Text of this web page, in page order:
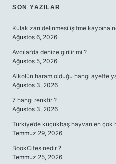
SIDEBAR
SON YAZILAR
Kulak zarı delinmesi işitme kaybına
Ağustos 6, 2026
Avcılar’da denize girilir mi ?
Ağustos 5, 2026
Alkolün haram olduğu hangi ayette
Ağustos 3, 2026
7 hangi renktir ?
Ağustos 3, 2026
Türkiye’de küçükbaş hayvan en çok
Temmuz 29, 2026
BookCites nedir ?
Temmuz 25, 2026